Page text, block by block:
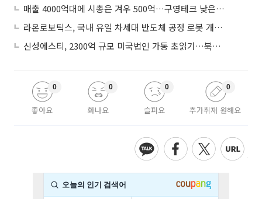
매출 4000억대에 시총은 겨우 500억…구영테크 낮은 몸값에 저가 승계 마무리
라온로보틱스, 국내 유일 차세대 반도체 공정 로봇 개발 ‘고객사 테스트 진행’
신성에스티, 2300억 규모 미국법인 가동 초읽기…북미 ESS 공략 본격화
좋아요
0
화나요
0
슬퍼요
0
추가취재 원해요
0